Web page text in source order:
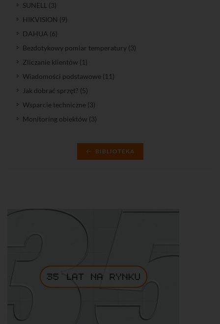
SUNELL (3)
HIKVISION (9)
DAHUA (6)
Bezdotykowy pomiar temperatury (3)
Zliczanie klientów (1)
Wiadomości podstawowe (11)
Jak dobrać sprzęt? (5)
Wsparcie techniczne (3)
Monitoring obiektów (3)
BIBLIOTEKA